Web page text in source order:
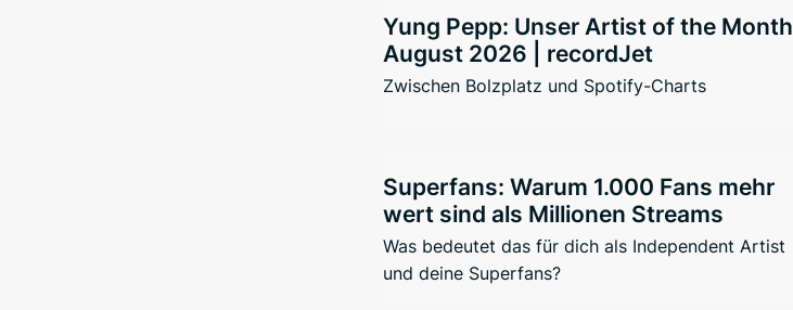
Yung Pepp: Unser Artist of the Month
August 2026 | recordJet
Zwischen Bolzplatz und Spotify-Charts
Superfans: Warum 1.000 Fans mehr
wert sind als Millionen Streams
Was bedeutet das für dich als Independent Artist
und deine Superfans?